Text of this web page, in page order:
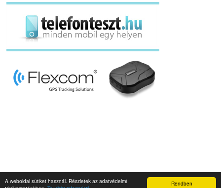
Rendben
A weboldal sütiket használ. Részletek az adatvédelmi
Napidroid.hu 2019